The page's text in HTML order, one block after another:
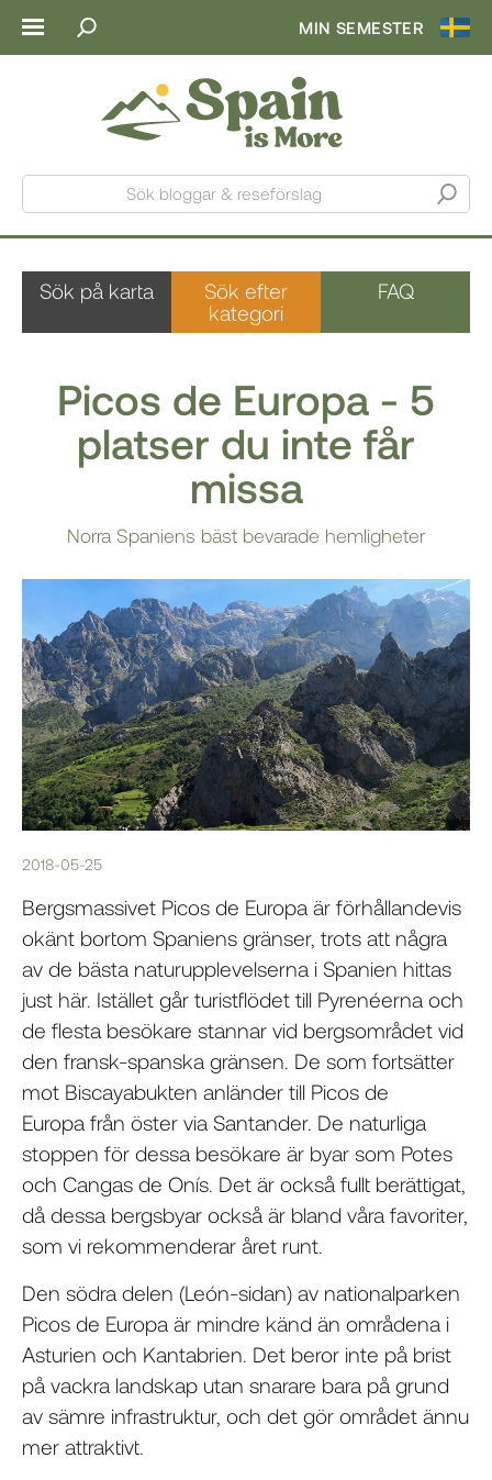
MIN SEMESTER
Sök bloggar & reseförslag
Sök på karta
Sök efter
kategori
FAQ
Picos de Europa - 5
platser du inte får
missa
Norra Spaniens bäst bevarade hemligheter
2018-05-25
Bergsmassivet Picos de Europa är förhållandevis
okänt bortom Spaniens gränser, trots att några
av de bästa naturupplevelserna i Spanien hittas
just här. Istället går turistflödet till Pyrenéerna och
de flesta besökare stannar vid bergsområdet vid
den fransk-spanska gränsen. De som fortsätter
mot Biscayabukten anländer till Picos de
Europa från öster via Santander. De naturliga
stoppen för dessa besökare är byar som Potes
och Cangas de Onís. Det är också fullt berättigat,
då dessa bergsbyar också är bland våra favoriter,
som vi rekommenderar året runt.
Den södra delen (León-sidan) av nationalparken
Picos de Europa är mindre känd än områdena i
Asturien och Kantabrien. Det beror inte på brist
på vackra landskap utan snarare bara på grund
av sämre infrastruktur, och det gör området ännu
mer attraktivt.